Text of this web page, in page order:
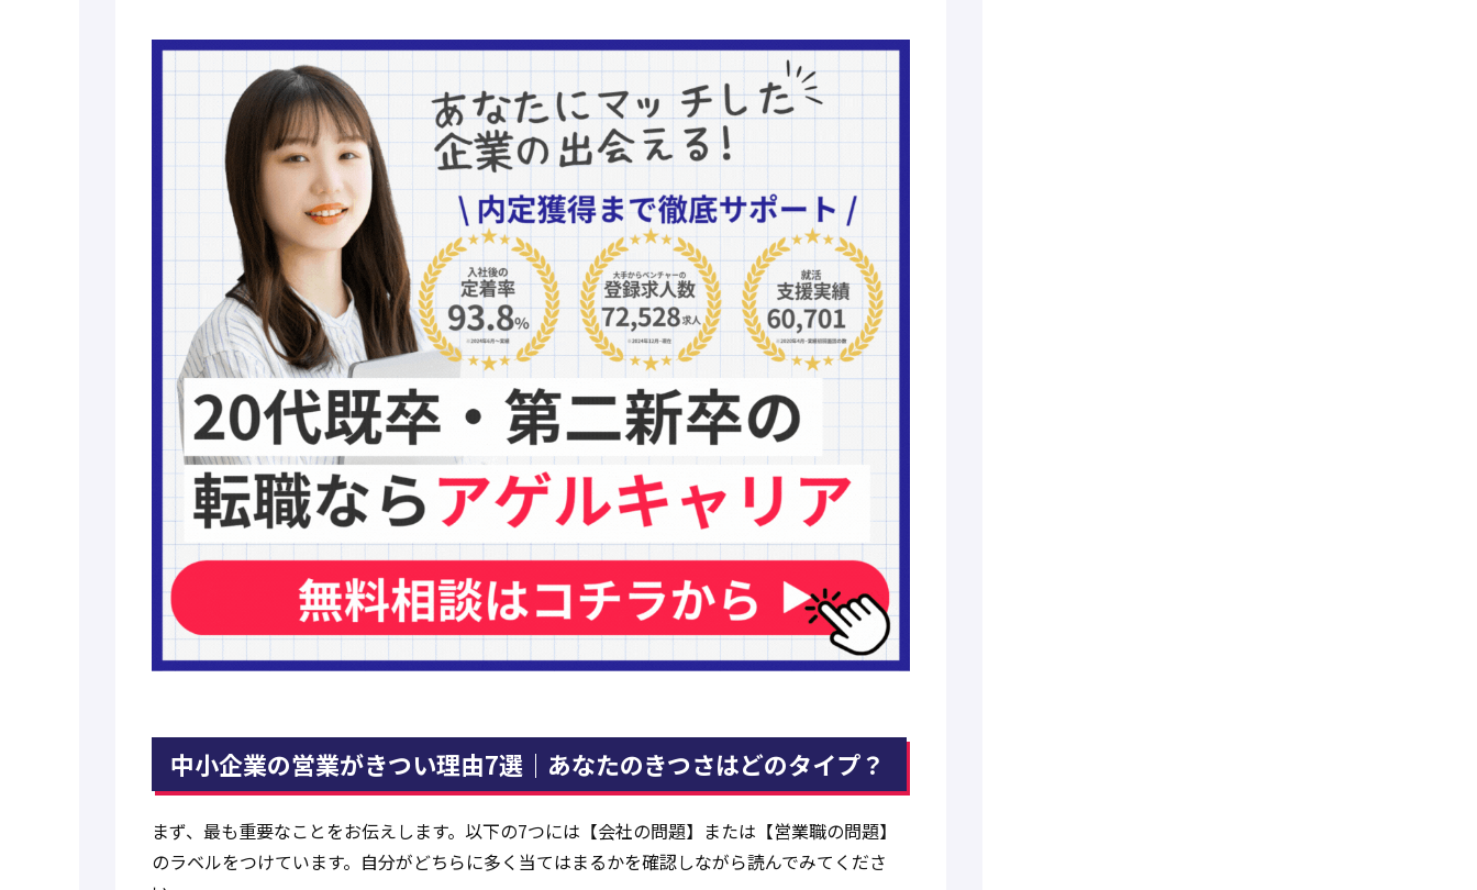
中小企業の営業がきつい理由7選｜あなたのきつさはどのタイプ？
まず、最も重要なことをお伝えします。以下の7つには【会社の問題】または【営業職の問題】
のラベルをつけています。自分がどちらに多く当てはまるかを確認しながら読んでみてくださ